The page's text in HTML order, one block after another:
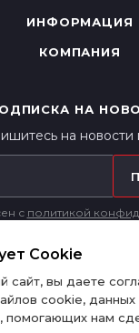
ИНФОРМАЦИЯ
КОМПАНИЯ
НА
на новости
с политикой
и ни при каких
с п. 2 ст. 437
Cookie
сайт, вы даете
cookie,
помогающих нам